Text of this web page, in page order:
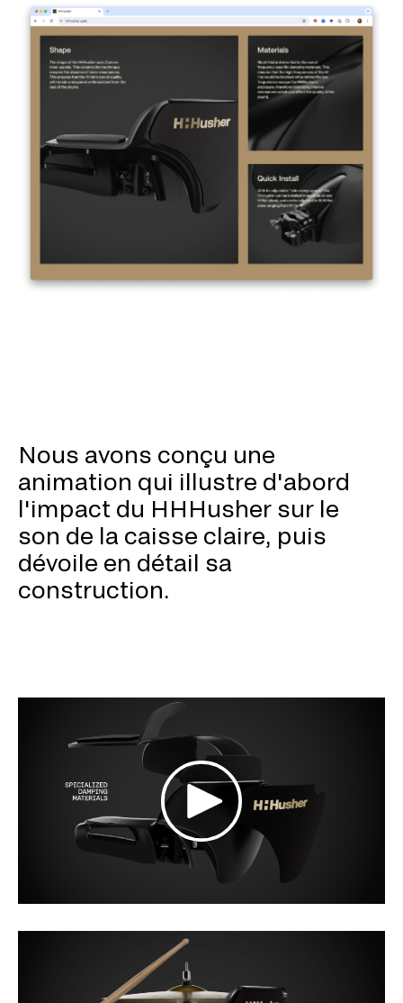
Nous avons conçu une
animation qui illustre d'abord
l'impact du HHHusher sur le
son de la caisse claire, puis
dévoile en détail sa
construction.